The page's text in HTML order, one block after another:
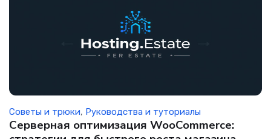
Советы и трюки, Руководства и туториалы
Серверная оптимизация WooCommerce: